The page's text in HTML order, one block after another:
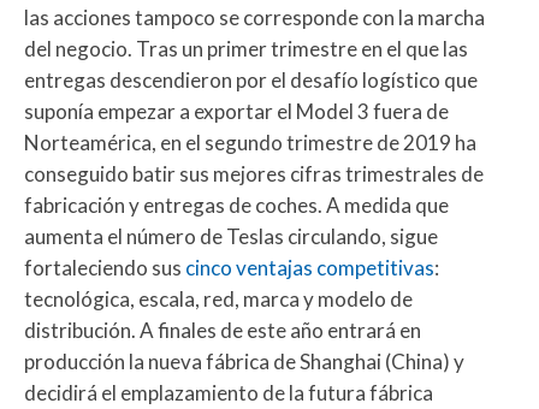
las acciones tampoco se corresponde con la marcha
del negocio. Tras un primer trimestre en el que las
entregas descendieron por el desafío logístico que
suponía empezar a exportar el Model 3 fuera de
Norteamérica, en el segundo trimestre de 2019 ha
conseguido batir sus mejores cifras trimestrales de
fabricación y entregas de coches. A medida que
aumenta el número de Teslas circulando, sigue
fortaleciendo sus cinco ventajas competitivas:
tecnológica, escala, red, marca y modelo de
distribución. A finales de este año entrará en
producción la nueva fábrica de Shanghai (China) y
decidirá el emplazamiento de la futura fábrica